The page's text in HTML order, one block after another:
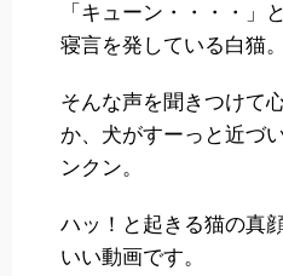
「キューン・・・・」
寝言を発している白猫。
そんな声を聞きつけて
か、犬がすーっと近づ
ンクン。
ハッ！と起きる猫の真
いい動画です。